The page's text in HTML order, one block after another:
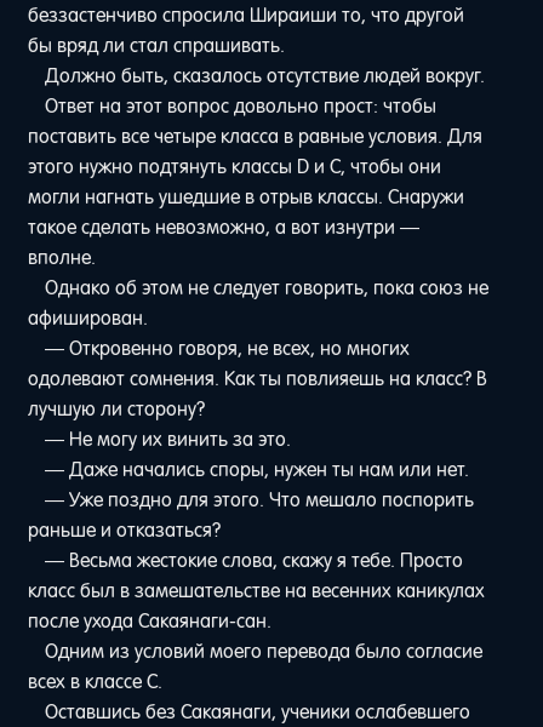
беззастенчиво спросила Шираиши то, что другой
бы вряд ли стал спрашивать.
Должно быть, сказалось отсутствие людей вокруг.
Ответ на этот вопрос довольно прост: чтобы
поставить все четыре класса в равные условия. Для
этого нужно подтянуть классы D и C, чтобы они
могли нагнать ушедшие в отрыв классы. Снаружи
такое сделать невозможно, а вот изнутри —
вполне.
Однако об этом не следует говорить, пока союз не
афиширован.
— Откровенно говоря, не всех, но многих
одолевают сомнения. Как ты повлияешь на класс? В
лучшую ли сторону?
— Не могу их винить за это.
— Даже начались споры, нужен ты нам или нет.
— Уже поздно для этого. Что мешало поспорить
раньше и отказаться?
— Весьма жестокие слова, скажу я тебе. Просто
класс был в замешательстве на весенних каникулах
после ухода Сакаянаги-сан.
Одним из условий моего перевода было согласие
всех в классе C.
Оставшись без Сакаянаги, ученики ослабевшего